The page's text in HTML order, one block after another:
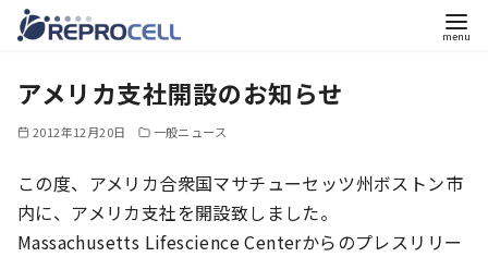
アメリカ支社開設のお知らせ
2012年12月20日 一般ニュース
この度、アメリカ合衆国マサチューセッツ州ボストン市
内に、アメリカ支社を開設致しました。
Massachusetts Lifescience Centerからのプレスリリー